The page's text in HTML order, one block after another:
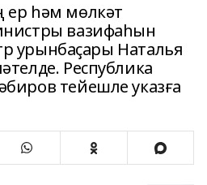
ер һәм мөлкәт
вазифаһын
урынбаҫары Наталья
Республика
тейешле указға